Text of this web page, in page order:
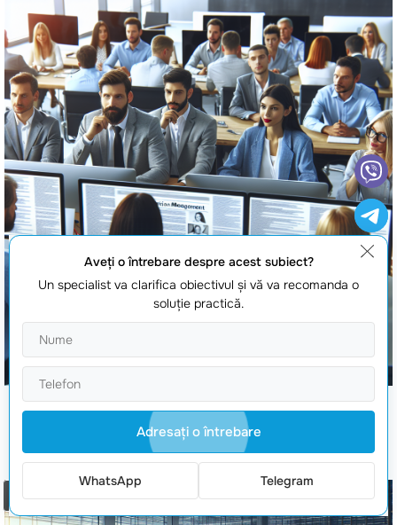
Management al reputatiei companiei
Aveţi o întrebare despre acest subiect?
Un specialist va clarifica obiectivul şi vă va recomanda o
soluţie practică.
Adresaţi o întrebare
WhatsApp Telegram
Comanda un apel